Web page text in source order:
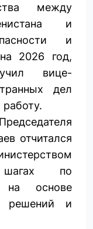
между
и
и
2026 год,
вице-
дел
отчитался
шагах по
на основе
решений и